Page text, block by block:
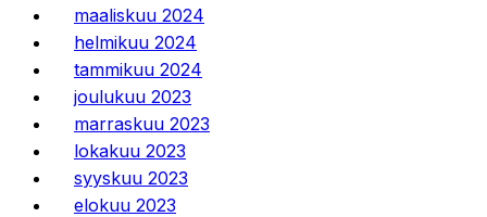
maaliskuu 2024
helmikuu 2024
tammikuu 2024
joulukuu 2023
marraskuu 2023
lokakuu 2023
syyskuu 2023
elokuu 2023